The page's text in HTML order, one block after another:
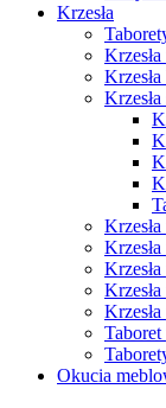
Krzesła
Okucia